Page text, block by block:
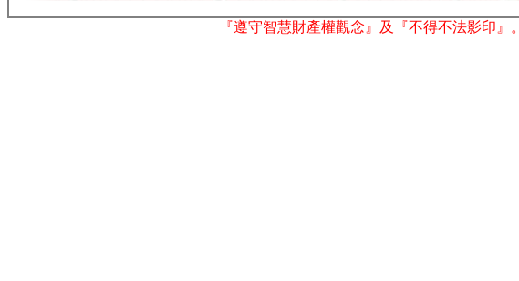
『遵守智慧財產權觀念』及『不得不法影印』。